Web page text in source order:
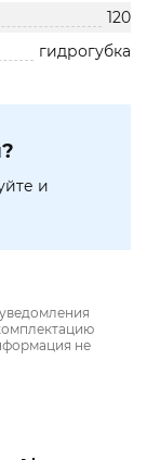
120
гидрогубка
и
не